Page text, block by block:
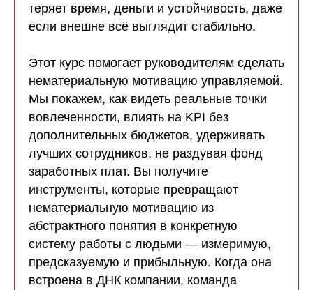
теряет время, деньги и устойчивость, даже
если внешне всё выглядит стабильно.
Этот курс помогает руководителям сделать
нематериальную мотивацию управляемой.
Мы покажем, как видеть реальные точки
вовлеченности, влиять на KPI без
дополнительных бюджетов, удерживать
лучших сотрудников, не раздувая фонд
заработных плат. Вы получите
инструменты, которые превращают
нематериальную мотивацию из
абстрактного понятия в конкретную
систему работы с людьми — измеримую,
предсказуемую и прибыльную. Когда она
встроена в ДНК компании, команда